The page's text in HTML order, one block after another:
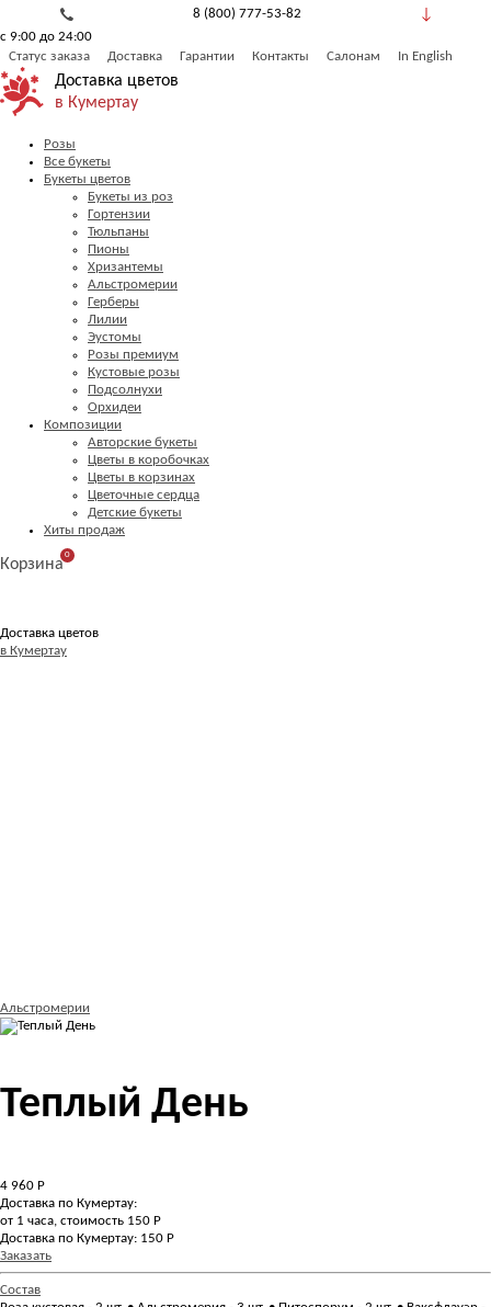
8 (800) 777-53-82
с 9:00 до 24:00
Статус заказа
Доставка Гарантии Контакты Салонам In English
Доставка цветов
в Кумертау
Розы
Все букеты
Букеты цветов
Букеты из роз
Гортензии
Тюльпаны
Пионы
Хризантемы
Альстромерии
Герберы
Лилии
Эустомы
Розы премиум
Кустовые розы
Подсолнухи
Орхидеи
Композиции
Авторские букеты
Цветы в коробочках
Цветы в корзинах
Цветочные сердца
Детские букеты
Хиты продаж
Корзина
0
Доставка цветов
в Кумертау
Альстромерии
Теплый День
4 960 Р
Доставка по Кумертау:
от 1 часа, стоимость 150 Р
Доставка по Кумертау: 150 Р
Заказать
Состав